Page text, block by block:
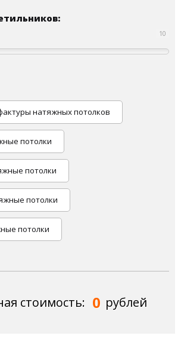
10
натяжных потолков
потолки
потолки
потолки
потолки
стоимость: 0 рублей